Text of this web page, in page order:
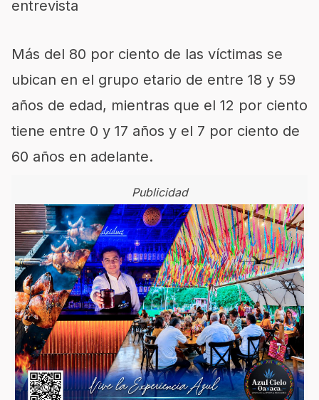
entrevista
Más del 80 por ciento de las víctimas se
ubican en el grupo etario de entre 18 y 59
años de edad, mientras que el 12 por ciento
tiene entre 0 y 17 años y el 7 por ciento de
60 años en adelante.
Publicidad